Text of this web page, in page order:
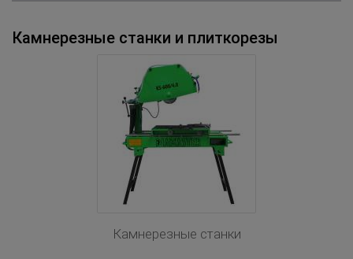
Камнерезные станки и плиткорезы
Камнерезные станки